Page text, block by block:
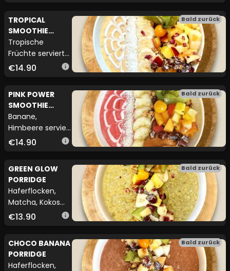
Früchten,
Erdnussmus
(vegan möglich)
TROPICAL
SMOOTHIE
BOWL
Tropische
Früchte serviert
mit
Früchten,
Erdnussmus
(vegan möglich)
€14.90 info
Bald zurück
PINK POWER
SMOOTHIE
BOWL
Banane,
Himbeere serviert
mit
Früchten,
Erdnussmus
(vegan möglich)
€14.90 info
Bald zurück
GREEN GLOW
PORRIDGE
Haferflocken,
Matcha, Kokos
serviert mit
Früchten (vegan
möglich)
€13.90 info
Bald zurück
CHOCO BANANA
PORRIDGE
Haferflocken,
Bald zurück